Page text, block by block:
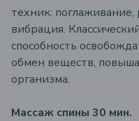
техник:
вибрация.
способность
обмен веществ,
организма.
Массаж спины 30 мин.